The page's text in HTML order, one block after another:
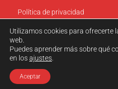
Política de privacidad
Política de cookies
© Amaika. Todos los derechos
Utilizamos cookies para ofrecerte
web.
Puedes aprender más sobre qué
en losajustes
Aceptar